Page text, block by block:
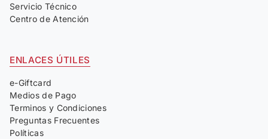
Servicio Técnico
Centro de Atención
ENLACES ÚTILES
e-Giftcard
Medios de Pago
Terminos y Condiciones
Preguntas Frecuentes
Políticas